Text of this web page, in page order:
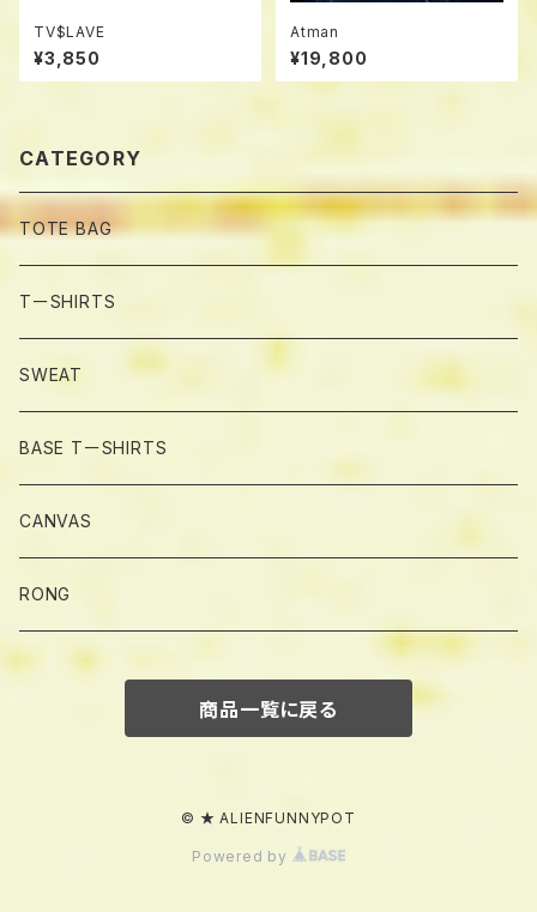
TV$LAVE
¥3,850
Atman
¥19,800
CATEGORY
TOTE BAG
TーSHIRTS
SWEAT
BASE TーSHIRTS
CANVAS
RONG
商品一覧に戻る
© ★ ALIENFUNNYPOT
Powered by